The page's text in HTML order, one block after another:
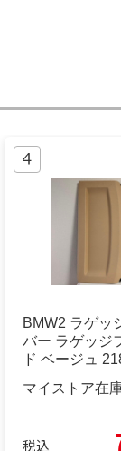
BMW2 ラゲッ
バー ラゲッジ
ド ベージュ
マイストア在庫
税込